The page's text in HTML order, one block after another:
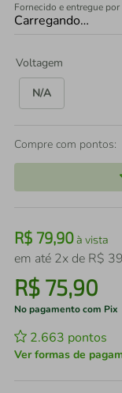
Fornecido e entregue por
Carregando…
Voltagem
N/A
Compre com pontos:
R$ 79,90à vista
em até 2x de R$ 39
R$ 75,90
No pagamento com Pix
2.663 pontos
Ver formas de